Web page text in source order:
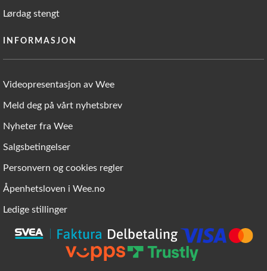
Lørdag stengt
INFORMASJON
Videopresentasjon av Wee
Meld deg på vårt nyhetsbrev
Nyheter fra Wee
Salgsbetingelser
Personvern og cookies regler
Åpenhetsloven i Wee.no
Ledige stillinger